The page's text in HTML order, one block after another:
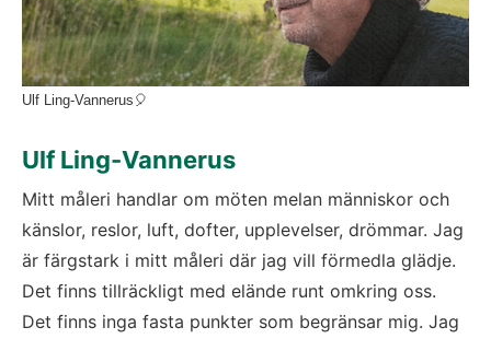
Ulf Ling-Vannerus🎈
Ulf Ling-Vannerus
Mitt måleri handlar om möten melan människor och
känslor, reslor, luft, dofter, upplevelser, drömmar. Jag
är färgstark i mitt måleri där jag vill förmedla glädje.
Det finns tillräckligt med elände runt omkring oss.
Det finns inga fasta punkter som begränsar mig. Jag